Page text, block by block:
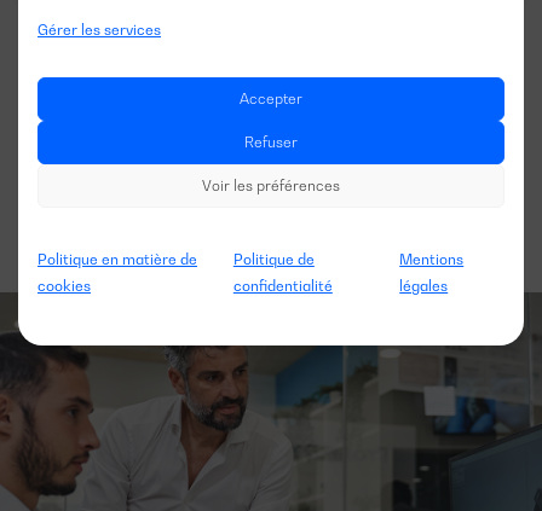
Gérer les services
Accepter
Refuser
Voir les préférences
Politique en matière de
cookies
Politique de
confidentialité
Mentions
légales
Voir plus de modèles